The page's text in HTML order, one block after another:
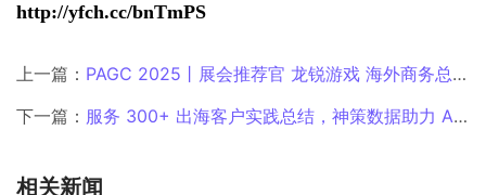
http://yfch.cc/bnTmPS
上一篇： PAGC 2025丨展会推荐官 龙锐游戏 海外商务总监 陈杰、上海辉禹科技 合伙人 孔杰、悦点时代 CEO 徐野 邀您参与万人出海展会
下一篇： 服务 300+ 出海客户实践总结，神策数据助力 AI 出海实现高增长
相关新闻